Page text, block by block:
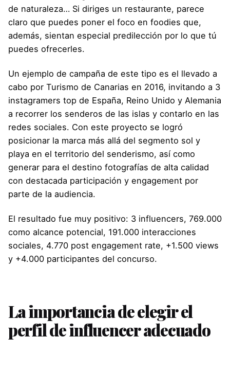
de naturaleza… Si diriges un restaurante, parece
claro que puedes poner el foco en foodies que,
además, sientan especial predilección por lo que tú
puedes ofrecerles.
Un ejemplo de campaña de este tipo es el llevado a
cabo por Turismo de Canarias en 2016, invitando a 3
instagramers top de España, Reino Unido y Alemania
a recorrer los senderos de las islas y contarlo en las
redes sociales. Con este proyecto se logró
posicionar la marca más allá del segmento sol y
playa en el territorio del senderismo, así como
generar para el destino fotografías de alta calidad
con destacada participación y engagement por
parte de la audiencia.
El resultado fue muy positivo: 3 influencers, 769.000
como alcance potencial, 191.000 interacciones
sociales, 4.770 post engagement rate, +1.500 views
y +4.000 participantes del concurso.
La importancia de elegir el
perfil de influencer adecuado